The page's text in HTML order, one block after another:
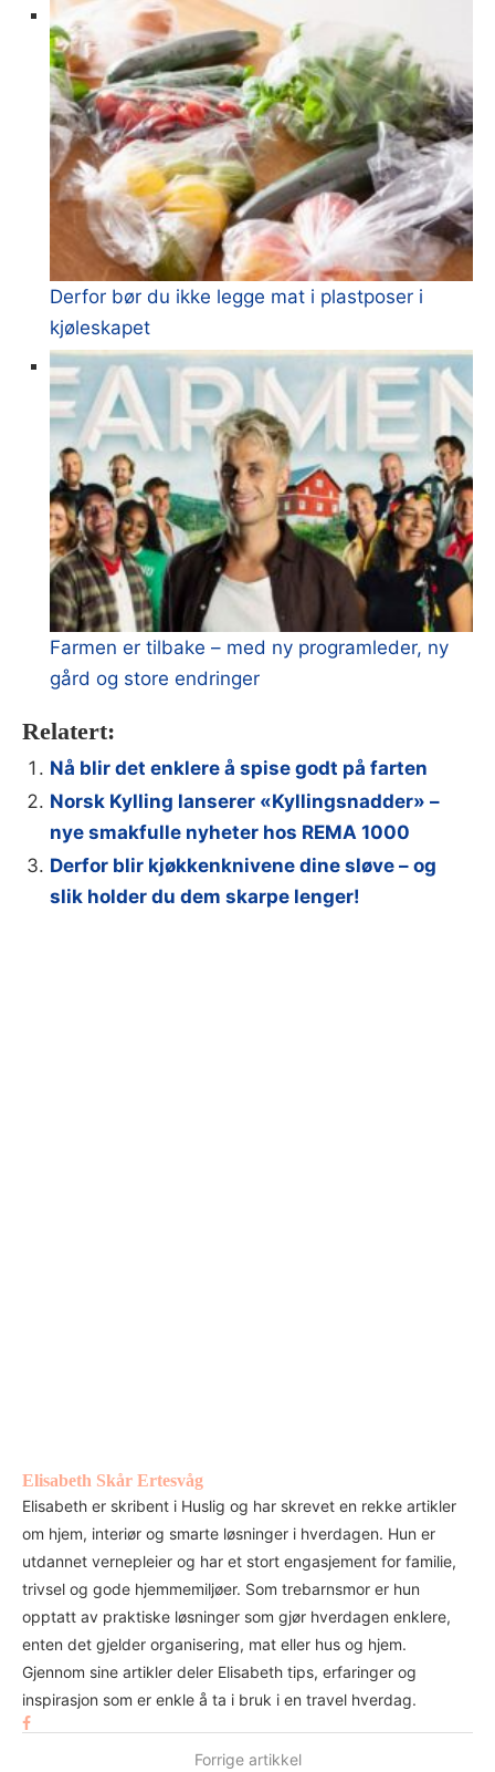
Derfor bør du ikke legge mat i plastposer i
kjøleskapet
Farmen er tilbake – med ny programleder, ny
gård og store endringer
Relatert:
Nå blir det enklere å spise godt på farten
Norsk Kylling lanserer «Kyllingsnadder» –
nye smakfulle nyheter hos REMA 1000
Derfor blir kjøkkenknivene dine sløve – og
slik holder du dem skarpe lenger!
Elisabeth Skår Ertesvåg
Elisabeth er skribent i Huslig og har skrevet en rekke artikler
om hjem, interiør og smarte løsninger i hverdagen. Hun er
utdannet vernepleier og har et stort engasjement for familie,
trivsel og gode hjemmemiljøer. Som trebarnsmor er hun
opptatt av praktiske løsninger som gjør hverdagen enklere,
enten det gjelder organisering, mat eller hus og hjem.
Gjennom sine artikler deler Elisabeth tips, erfaringer og
inspirasjon som er enkle å ta i bruk i en travel hverdag.
Forrige artikkel